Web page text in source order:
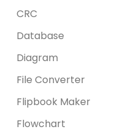
CRC
Database
Diagram
File Converter
Flipbook Maker
Flowchart